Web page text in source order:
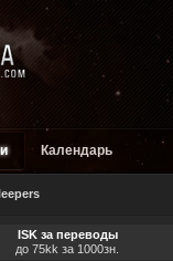
Календарь
ISK за переводы
до 75kk за 1000зн.